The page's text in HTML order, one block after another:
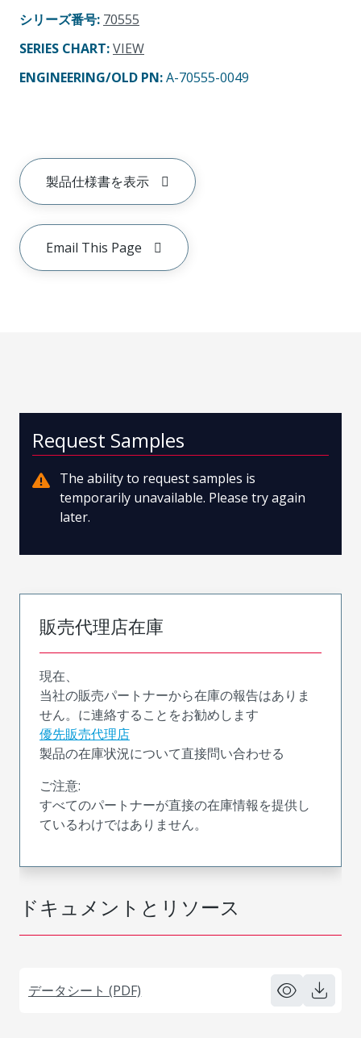
シリーズ番号: 70555
SERIES CHART:VIEW
ENGINEERING/OLD PN:A-70555-0049
製品仕様書を表示
Email This Page
ドキュメントとリソース
データシート (PDF)
Request Samples
The ability to request samples is
temporarily unavailable. Please try again
later.
販売代理店在庫
現在、
当社の販売パートナーから在庫の報告はありま
せん。に連絡することをお勧めします
優先販売代理店
製品の在庫状況について直接問い合わせる
ご注意:
すべてのパートナーが直接の在庫情報を提供し
ているわけではありません。